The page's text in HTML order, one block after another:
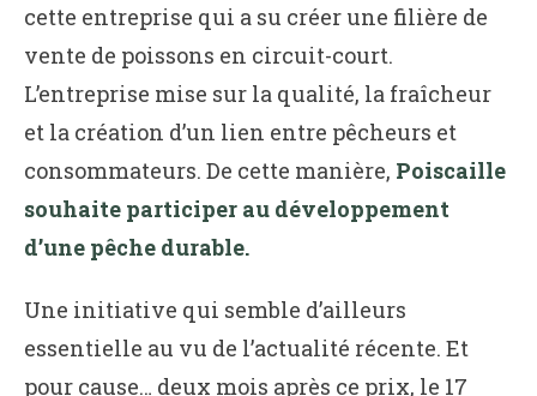
cette entreprise qui a su créer une filière de
vente de poissons en circuit-court.
L’entreprise mise sur la qualité, la fraîcheur
et la création d’un lien entre pêcheurs et
consommateurs. De cette manière, Poiscaille
souhaite participer au développement
d’une pêche durable.
Une initiative qui semble d’ailleurs
essentielle au vu de l’actualité récente. Et
pour cause… deux mois après ce prix, le 17